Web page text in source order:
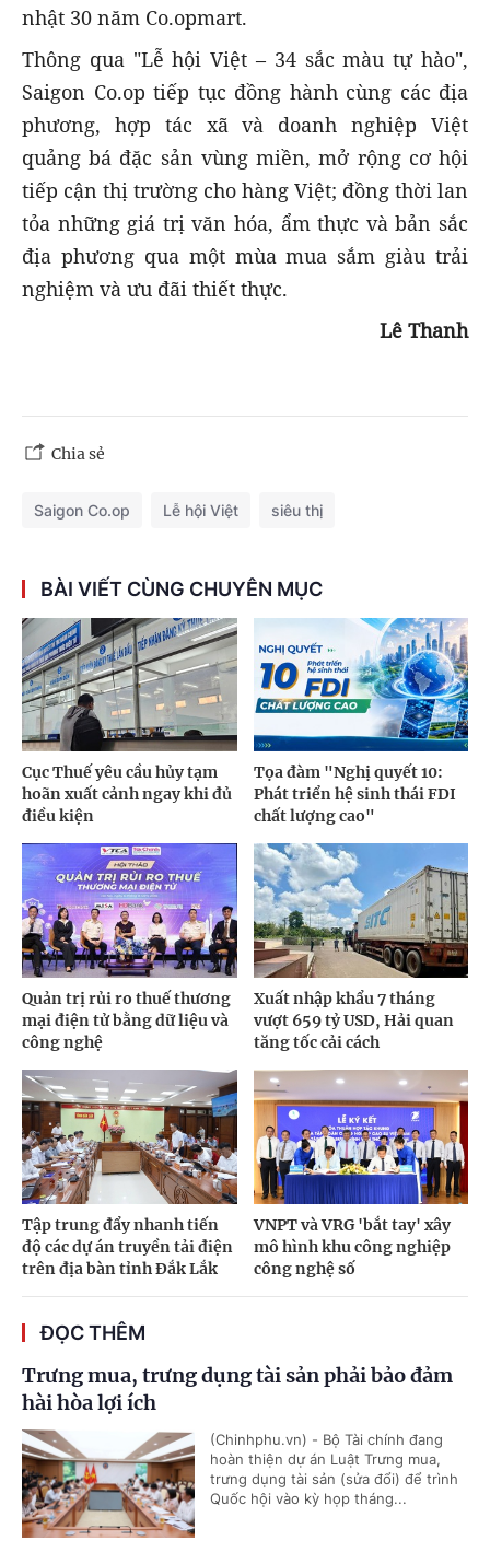
nhật 30 năm Co.opmart.
Thông qua "Lễ hội Việt – 34 sắc màu tự hào",
Saigon Co.op tiếp tục đồng hành cùng các địa
phương, hợp tác xã và doanh nghiệp Việt
quảng bá đặc sản vùng miền, mở rộng cơ hội
tiếp cận thị trường cho hàng Việt; đồng thời lan
tỏa những giá trị văn hóa, ẩm thực và bản sắc
địa phương qua một mùa mua sắm giàu trải
nghiệm và ưu đãi thiết thực.
Lê Thanh
Chia sẻ
Saigon Co.op Lễ hội Việt siêu thị
BÀI VIẾT CÙNG CHUYÊN MỤC
Cục Thuế yêu cầu hủy tạm
hoãn xuất cảnh ngay khi đủ
điều kiện
Tọa đàm "Nghị quyết 10:
Phát triển hệ sinh thái FDI
chất lượng cao"
Quản trị rủi ro thuế thương
mại điện tử bằng dữ liệu và
công nghệ
Xuất nhập khẩu 7 tháng
vượt 659 tỷ USD, Hải quan
tăng tốc cải cách
Tập trung đẩy nhanh tiến
độ các dự án truyền tải điện
trên địa bàn tỉnh Đắk Lắk
VNPT và VRG 'bắt tay' xây
mô hình khu công nghiệp
công nghệ số
ĐỌC THÊM
Trưng mua, trưng dụng tài sản phải bảo đảm
hài hòa lợi ích
(Chinhphu.vn) - Bộ Tài chính đang
hoàn thiện dự án Luật Trưng mua,
trưng dụng tài sản (sửa đổi) để trình
Quốc hội vào kỳ họp tháng...